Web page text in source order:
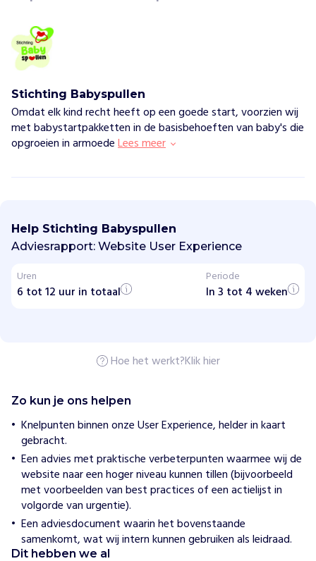
Stichting Babyspullen
Omdat elk kind recht heeft op een goede start, voorzien wij
met babystartpakketten in de basisbehoeften van baby's die
opgroeien in armoedeLees meer
c
h
t
n
g
l
n
H
e
w
i
j
h
e
l
Help Stichting Babyspullen
Adviesrapport: Website User Experience
Uren
6 tot 12 uur in totaal
Periode
In 3 tot 4 weken
Hoe het werkt?Klik hier
Zo kun je ons helpen
Knelpunten binnen onze User Experience, helder in kaart
gebracht.
Een advies met praktische verbeterpunten waarmee wij de
website naar een hoger niveau kunnen tillen (bijvoorbeeld
met voorbeelden van best practices of een actielijst in
volgorde van urgentie).
Een adviesdocument waarin het bovenstaande
samenkomt, wat wij intern kunnen gebruiken als leidraad.
Dit hebben we al